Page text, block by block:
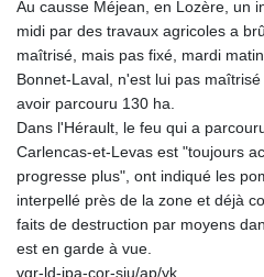
Au causse Méjean, en Lozère, un
midi par des travaux agricoles a
maîtrisé, mais pas fixé, mardi
Bonnet-Laval, n'est lui pas
avoir parcouru 130 ha.
Dans l'Hérault, le feu qui a
Carlencas-et-Levas est "toujours
progresse plus", ont indiqué les
interpellé près de la zone et déjà
faits de destruction par moyens
est en garde à vue.
vgr-ld-jpa-cor-siu/ap/yk